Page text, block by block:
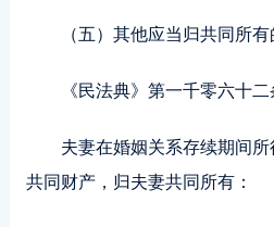
（五）其他应当归共同所有
《民法典》第一千零六十二
夫妻在婚姻关系存续期间
共同财产，归夫妻共同所有：